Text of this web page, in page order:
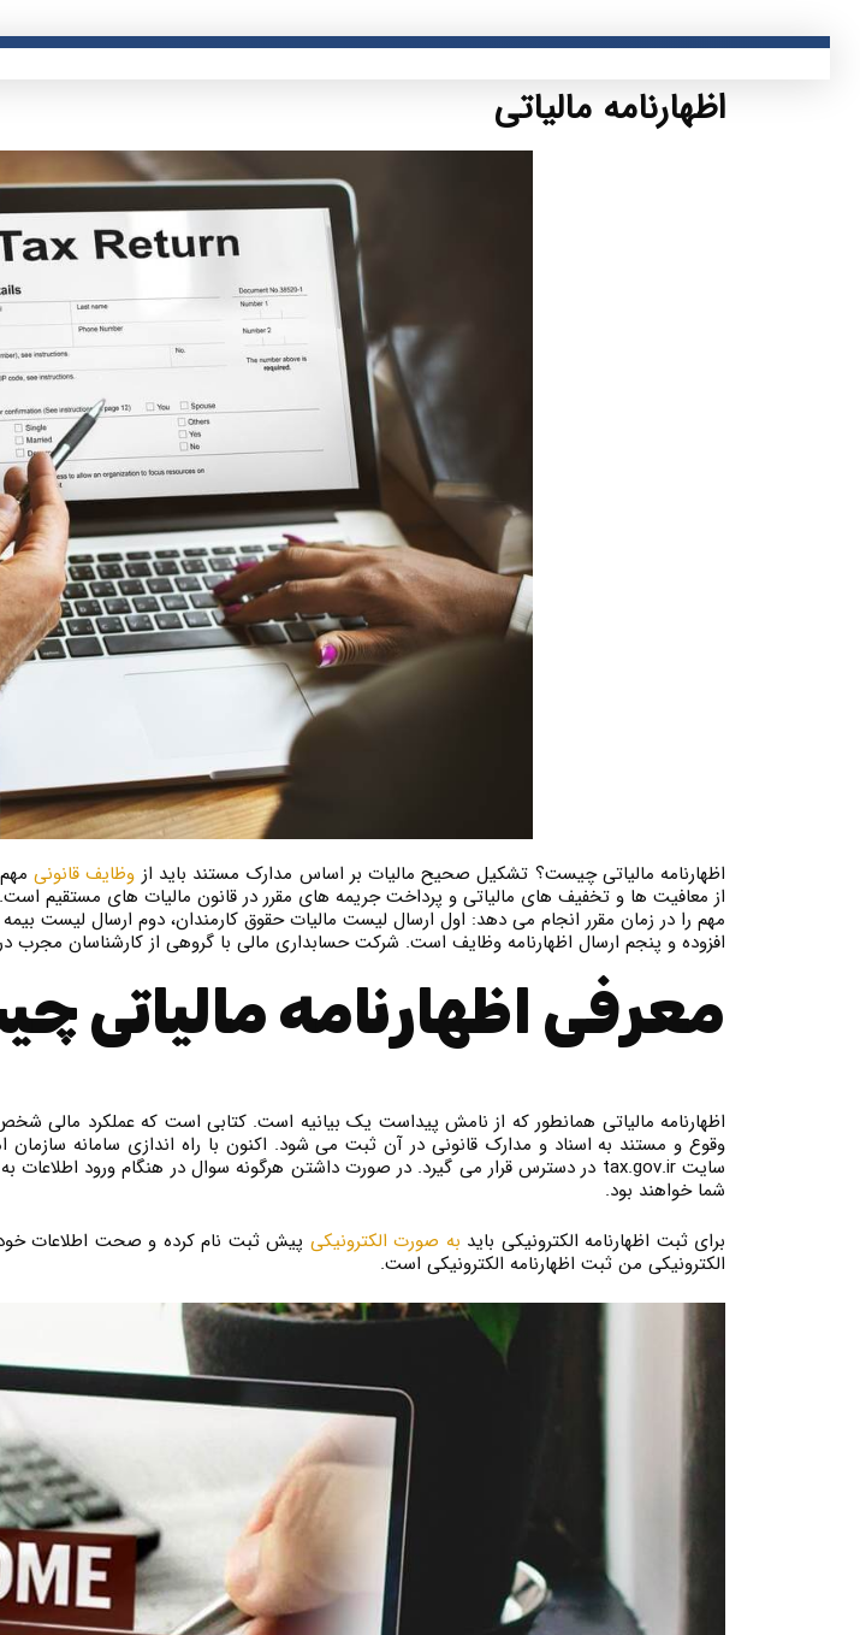
اظهارنامه مالیاتی
اظهارنامه مالیاتی چیست؟ تشکیل صحیح مالیات بر اساس مدارک مستند باید از وظایف قانونیمهم
مهم را در زمان مقرر انجام می دهد: اول ارسال لیست مالیات حقوق کارمندان، دوم ارسال لیست
افزوده و پنجم ارسال اظهارنامه وظایف است. شرکت حسابداری مالی با گروهی از کارشناسان مجرب در انجام هر یک از 5 وظیفه ذینفع آماده ارائه
معرفی اظهارنامه مالیاتی
اظهارنامه مالیاتی همانطور که از نامش پیداست یک بیانیه است. کتابی است که عملکرد مالی
وقوع و مستند به اسناد و مدارک قانونی در آن ثبت می شود. اکنون با راه اندازی سامانه سازمان
شما خواهند بود.
برای ثبت اظهارنامه الکترونیکی باید به صورت الکترونیکی پیش ثبت نام کرده و صحت اطلاعات خود
الکترونیکی من ثبت اظهارنامه الکترونیکی است.